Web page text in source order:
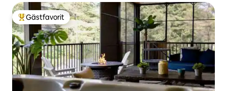
Populär gästfavorit
Gästfavorit